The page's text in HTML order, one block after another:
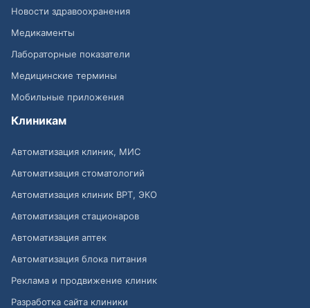
Новости здравоохранения
Медикаменты
Лабораторные показатели
Медицинские термины
Мобильные приложения
Клиникам
Автоматизация клиник, МИС
Автоматизация стоматологий
Автоматизация клиник ВРТ, ЭКО
Автоматизация стационаров
Автоматизация аптек
Автоматизация блока питания
Реклама и продвижение клиник
Разработка сайта клиники